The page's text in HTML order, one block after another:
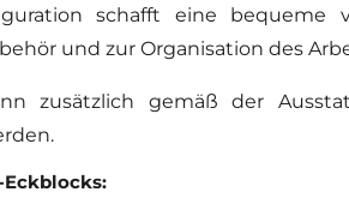
schafft eine bequeme
und zur Organisation des
zusätzlich gemäß der
Eckblocks: